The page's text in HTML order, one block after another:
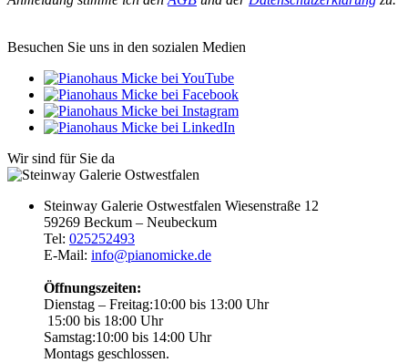
Besuchen Sie uns in den sozialen Medien
Wir sind für Sie da
Steinway Galerie Ostwestfalen Wiesenstraße 12
59269 Beckum – Neubeckum
Tel: 025252493
E-Mail: info@pianomicke.de
Öffnungszeiten:
Dienstag – Freitag:10:00 bis 13:00 Uhr
15:00 bis 18:00 Uhr
Samstag:10:00 bis 14:00 Uhr
Montags geschlossen.